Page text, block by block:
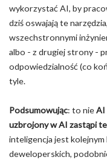
wykorzystać AI, by
dziś oswajają te narzędzia,
wszechstronnymi
albo - z drugiej strony -
odpowiedzialność (co
tyle.
Podsumowując: to nieAI
uzbrojony w AI zastąpi
inteligencja jest
deweloperskich,